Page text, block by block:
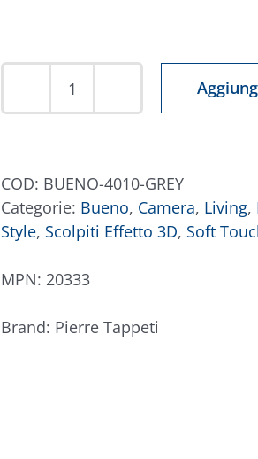
Tappeto
quantità
COD: BUENO-4010-GREY
Categorie: Bueno, Camera, Living,
Style, Scolpiti Effetto 3D, Soft
MPN: 20333
Brand: Pierre Tappeti